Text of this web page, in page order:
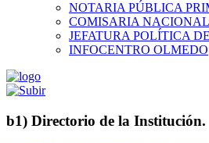
NOTARIA PÚBLICA
COMISARIA
JEFATURA POLÍTICA
INFOCENTRO OLMEDO
b1) Directorio de la Institución.